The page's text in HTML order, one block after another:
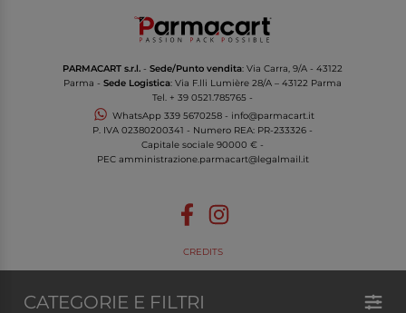
CATEGORIE E FILTRI
PARMACART s.r.l. -Sede/Punto vendita: Via Carra, 9/A - 43122
Parma -Sede Logistica: Via F.lli Lumière 28/A – 43122 Parma
Tel. + 39 0521.785765 -
WhatsApp 339 5670258- info@parmacart.it
P. IVA02380200341 - Numero REA: PR-233326 -
Capitale sociale 90000 € -
PEC amministrazione.parmacart@legalmail.it
CREDITS